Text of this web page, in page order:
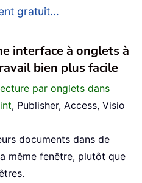
gratuit...
interface à onglets à
bien plus facile
par onglets dans
, Publisher, Access, Visio
documents dans de
même fenêtre, plutôt que